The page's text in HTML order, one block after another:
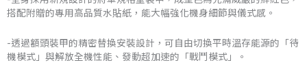
搭配附贈的專用高品質水貼紙，能大幅強化機身細節與儀式感。
-透過額頭裝甲的精密替換安裝設計，可自由切換平時溫存能源的「待
機模式」與解放全機性能、發動超加速的「戰鬥模式」。